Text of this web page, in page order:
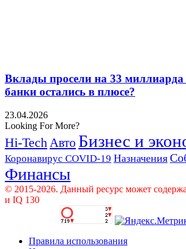
Вклады просели на 33 миллиарда
банки остались в плюсе?
23.04.2026
Looking For More?
Hi-Tech Авто Бизнес и
Коронавирус COVID-19 Назначения
Финансы
© 2015-2026. Данный ресурс может
и IQ 130
Правила использования